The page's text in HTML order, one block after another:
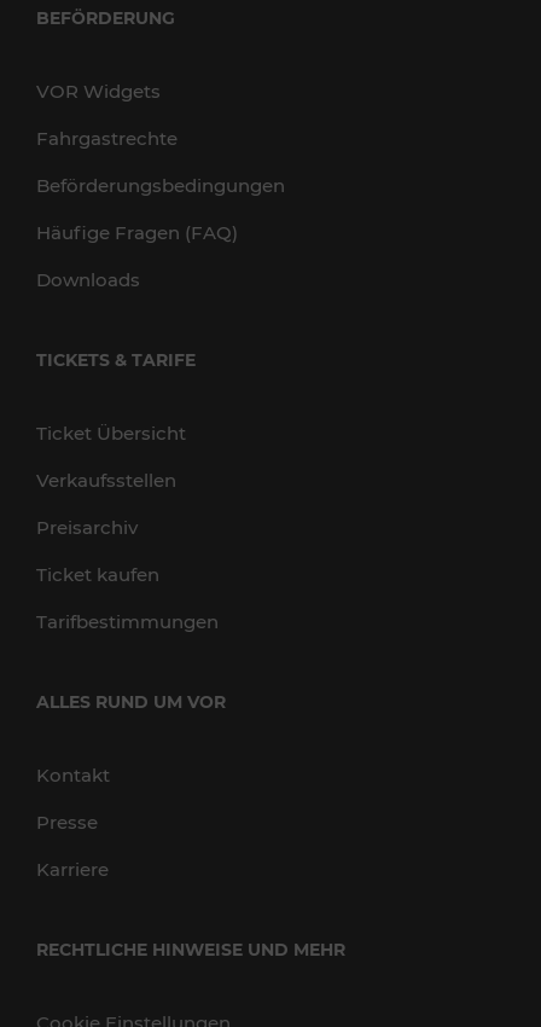
BEFÖRDERUNG
VOR Widgets
Fahrgastrechte
Beförderungsbedingungen
Häufige Fragen (FAQ)
Downloads
TICKETS & TARIFE
Ticket Übersicht
Verkaufsstellen
Preisarchiv
Ticket kaufen
Tarifbestimmungen
ALLES RUND UM VOR
Kontakt
Presse
Karriere
RECHTLICHE HINWEISE UND MEHR